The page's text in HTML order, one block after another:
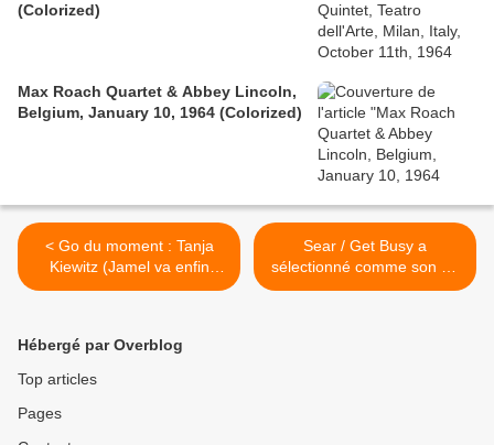
(Colorized)
Max Roach Quartet & Abbey Lincoln,
Belgium, January 10, 1964 (Colorized)
< Go du moment : Tanja
Kiewitz (Jamel va enfin
pouvoir sortir sa main de sa
Sear / Get Busy a
sélectionné comme son du
jour... Semaine Funk 80 /
Hébergé par Overblog
Top articles
Pages